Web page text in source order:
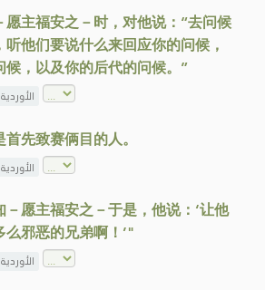
主福安之－时，对他说：“去问候
他们要说什么来回应你的问候，
，以及你的后代的问候。”
الأوردية
先致赛俩目的人。
الأوردية
愿主福安之－于是，他说：‘让他
邪恶的兄弟啊！’"
الأوردية